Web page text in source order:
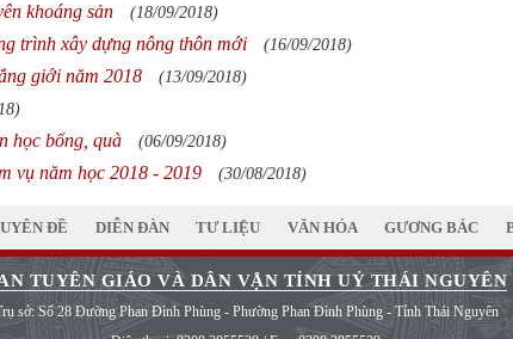
khoáng sản (18/09/2018)
trình xây dựng nông thôn mới (16/09/2018)
giới năm 2018 (13/09/2018)
học bổng, quà (06/09/2018)
vụ năm học 2018 - 2019 (30/08/2018)
ĐỀ DIỄN ĐÀN TƯ LIỆU VĂN HÓA GƯƠNG BÁC
TUYÊN GIÁO VÀ DÂN VẬN TỈNH UỶ THÁI NGUYÊN
sở: Số 28 Đường Phan Đình Phùng - Phường Phan Đình Phùng - Tỉnh Thái Nguyên